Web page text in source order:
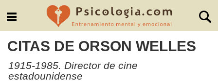
CITAS DE ORSON WELLES
1915-1985. Director de cine
estadounidense